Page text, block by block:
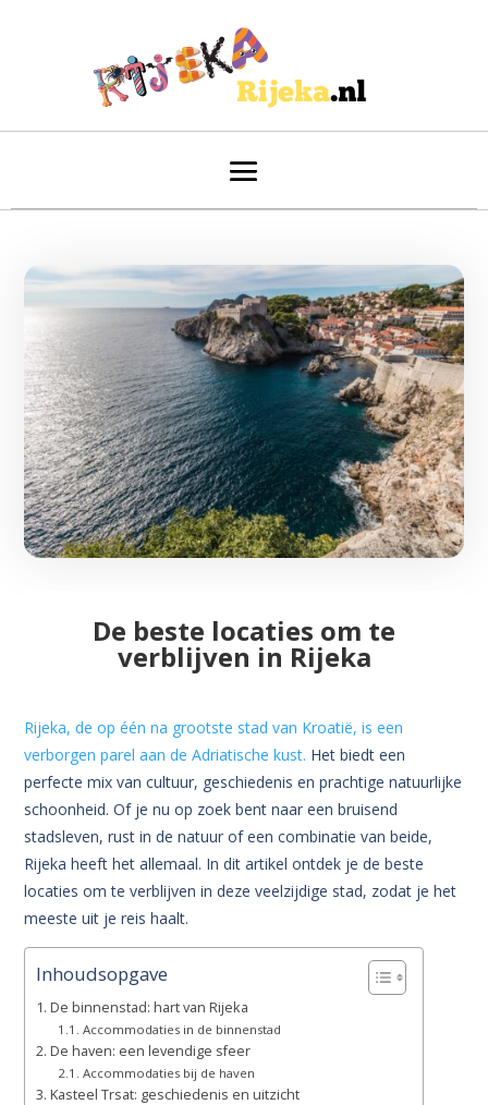
De beste locaties om te
verblijven in Rijeka
Rijeka, de op één na grootste stad van Kroatië, is een
verborgen parel aan de Adriatische kust. Het biedt een
perfecte mix van cultuur, geschiedenis en prachtige natuurlijke
schoonheid. Of je nu op zoek bent naar een bruisend
stadsleven, rust in de natuur of een combinatie van beide,
Rijeka heeft het allemaal. In dit artikel ontdek je de beste
locaties om te verblijven in deze veelzijdige stad, zodat je het
meeste uit je reis haalt.
Inhoudsopgave
De binnenstad: hart van Rijeka
Accommodaties in de binnenstad
De haven: een levendige sfeer
Accommodaties bij de haven
Kasteel Trsat: geschiedenis en uitzicht